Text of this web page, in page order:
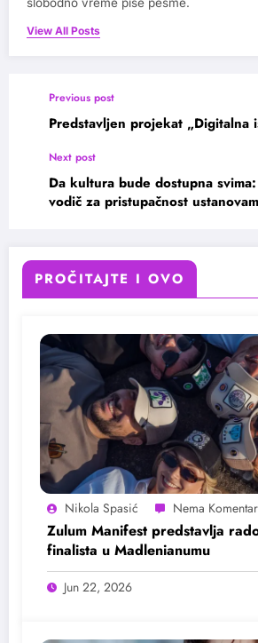
View All Posts
Previous post
Predstavljen projekat „Digitalna
Next post
Da kultura bude dostupna
vodič za pristupačnost
PROČITAJTE I OVO
Nikola Spasić
Zulum Manifest predstavlja
finalista u Madlenianumu
Jun 22, 2026